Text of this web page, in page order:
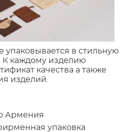
упаковывается в стильную
К каждому изделию
качества а также
изделий.
Армения
упаковка